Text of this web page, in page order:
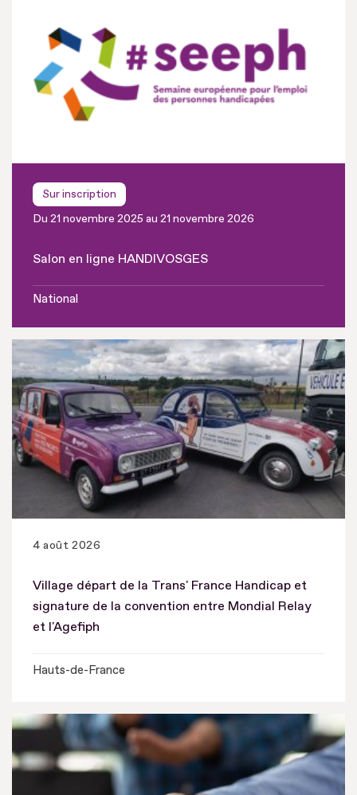
Sur inscription
Du 21 novembre 2025 au 21 novembre 2026
Salon en ligne HANDIVOSGES
National
4 août 2026
Village départ de la Trans' France Handicap et
signature de la convention entre Mondial Relay
et l'Agefiph
Hauts-de-France